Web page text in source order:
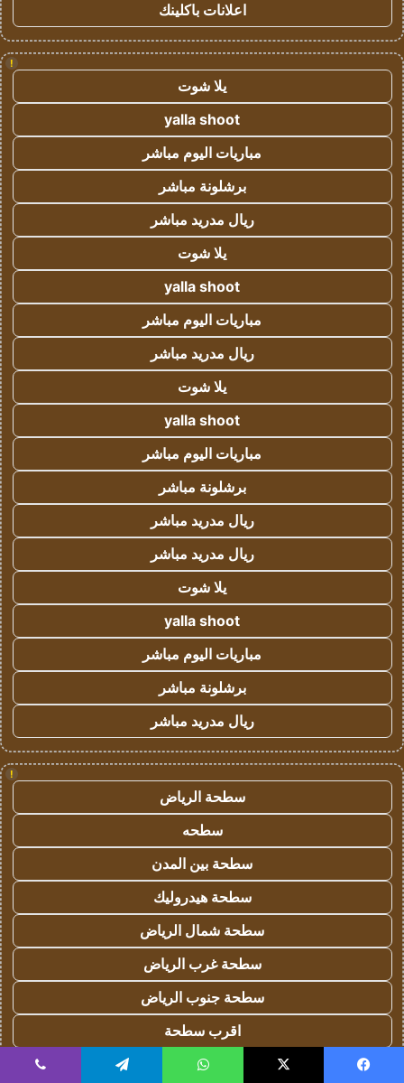
اعلانات باكلينك
!
يلا شوت
yalla shoot
مباريات اليوم مباشر
برشلونة مباشر
ريال مدريد مباشر
يلا شوت
yalla shoot
مباريات اليوم مباشر
ريال مدريد مباشر
يلا شوت
yalla shoot
مباريات اليوم مباشر
برشلونة مباشر
ريال مدريد مباشر
ريال مدريد مباشر
يلا شوت
yalla shoot
مباريات اليوم مباشر
برشلونة مباشر
ريال مدريد مباشر
!
سطحة الرياض
سطحه
سطحة بين المدن
سطحة هيدروليك
سطحة شمال الرياض
سطحة غرب الرياض
سطحة جنوب الرياض
اقرب سطحة
تشليح